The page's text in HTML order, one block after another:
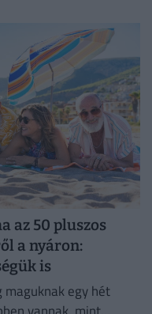
az 50 pluszos
a nyáron:
is
maguknak egy hét